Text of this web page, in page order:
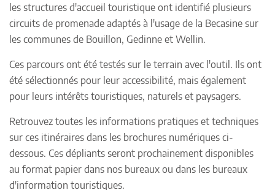
les structures d'accueil touristique ont identifié plusieurs
circuits de promenade adaptés à l'usage de la Becasine sur
les communes de Bouillon, Gedinne et Wellin.
Ces parcours ont été testés sur le terrain avec l'outil. Ils ont
été sélectionnés pour leur accessibilité, mais également
pour leurs intérêts touristiques, naturels et paysagers.
Retrouvez toutes les informations pratiques et techniques
sur ces itinéraires dans les brochures numériques ci-
dessous. Ces dépliants seront prochainement disponibles
au format papier dans nos bureaux ou dans les bureaux
d'information touristiques.